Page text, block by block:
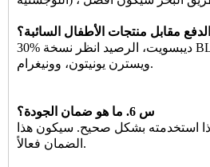
30% ديبسويت، الرصيد انظر نسخة BL قبل. بواسطة LC، T/T،
ويسترن يونيتون، وونيغرام.
س 6. ما هو ضمان الجودة؟
استخدمته بشكل صحيح. سيكون هذا
الضمان فعالاً.